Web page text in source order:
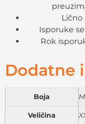
Lično
Isporuke
Rok
Dodatne
Boja
Veličina